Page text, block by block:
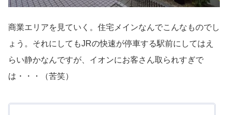
商業エリアを見ていく。住宅メインなんでこんなものでし
ょう。それにしてもJRの快速が停車する駅前にしてはえ
らい静かなんですが、イオンにお客さん取られすぎで
は・・・（苦笑）